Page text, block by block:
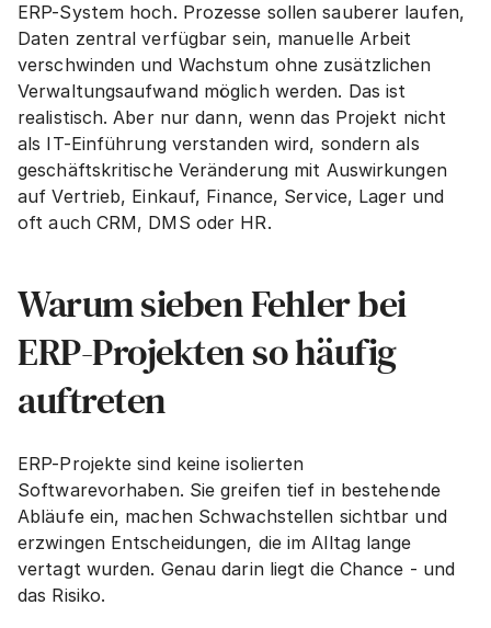
ERP-System hoch. Prozesse sollen sauberer laufen,
Daten zentral verfügbar sein, manuelle Arbeit
verschwinden und Wachstum ohne zusätzlichen
Verwaltungsaufwand möglich werden. Das ist
realistisch. Aber nur dann, wenn das Projekt nicht
als IT-Einführung verstanden wird, sondern als
geschäftskritische Veränderung mit Auswirkungen
auf Vertrieb, Einkauf, Finance, Service, Lager und
oft auch CRM, DMS oder HR.
Warum sieben Fehler bei
ERP-Projekten so häufig
auftreten
ERP-Projekte sind keine isolierten
Softwarevorhaben. Sie greifen tief in bestehende
Abläufe ein, machen Schwachstellen sichtbar und
erzwingen Entscheidungen, die im Alltag lange
vertagt wurden. Genau darin liegt die Chance - und
das Risiko.